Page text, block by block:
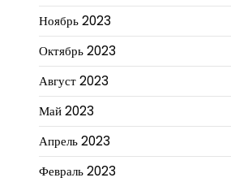
Ноябрь 2023
Октябрь 2023
Август 2023
Май 2023
Апрель 2023
Февраль 2023